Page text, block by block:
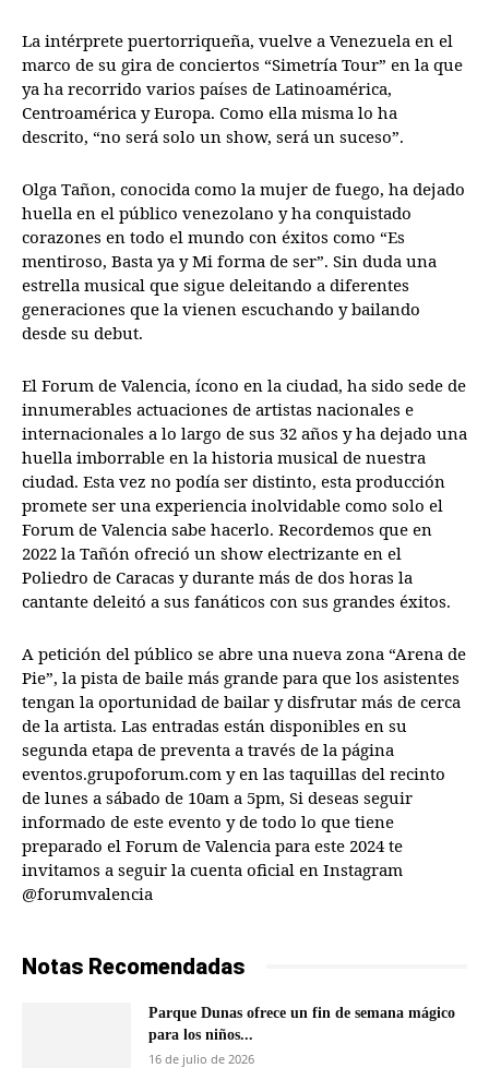
La intérprete puertorriqueña, vuelve a Venezuela en el
marco de su gira de conciertos “Simetría Tour” en la que
ya ha recorrido varios países de Latinoamérica,
Centroamérica y Europa. Como ella misma lo ha
descrito, “no será solo un show, será un suceso”.
Olga Tañon, conocida como la mujer de fuego, ha dejado
huella en el público venezolano y ha conquistado
corazones en todo el mundo con éxitos como “Es
mentiroso, Basta ya y Mi forma de ser”. Sin duda una
estrella musical que sigue deleitando a diferentes
generaciones que la vienen escuchando y bailando
desde su debut.
El Forum de Valencia, ícono en la ciudad, ha sido sede de
innumerables actuaciones de artistas nacionales e
internacionales a lo largo de sus 32 años y ha dejado una
huella imborrable en la historia musical de nuestra
ciudad. Esta vez no podía ser distinto, esta producción
promete ser una experiencia inolvidable como solo el
Forum de Valencia sabe hacerlo. Recordemos que en
2022 la Tañón ofreció un show electrizante en el
Poliedro de Caracas y durante más de dos horas la
cantante deleitó a sus fanáticos con sus grandes éxitos.
A petición del público se abre una nueva zona “Arena de
Pie”, la pista de baile más grande para que los asistentes
tengan la oportunidad de bailar y disfrutar más de cerca
de la artista. Las entradas están disponibles en su
segunda etapa de preventa a través de la página
eventos.grupoforum.com y en las taquillas del recinto
de lunes a sábado de 10am a 5pm, Si deseas seguir
informado de este evento y de todo lo que tiene
preparado el Forum de Valencia para este 2024 te
invitamos a seguir la cuenta oficial en Instagram
@forumvalencia
Notas Recomendadas
Parque Dunas ofrece un fin de semana mágico
para los niños...
16 de julio de 2026